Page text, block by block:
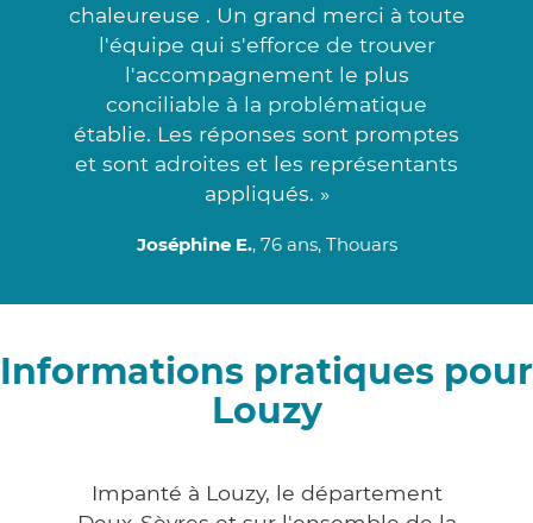
chaleureuse . Un grand merci à toute
l'équipe qui s'efforce de trouver
l'accompagnement le plus
conciliable à la problématique
établie. Les réponses sont promptes
et sont adroites et les représentants
appliqués. »
Joséphine E., 76 ans, Thouars
Informations pratiques pour
Louzy
Impanté à Louzy, le département